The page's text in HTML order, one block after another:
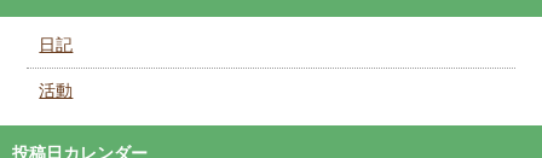
日記
活動
投稿日カレンダー